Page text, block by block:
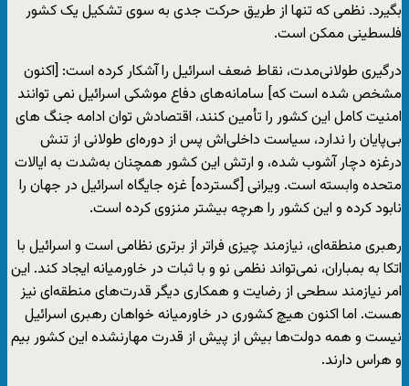
بگیرد. نظمی که تنها از طریق حرکت جدی به سوی تشکیل یک کشور
فلسطینی ممکن است.
درگیری طولانی‌مدت، نقاط ضعف اسرائیل را آشکار کرده است: [اکنون
مشخص شده است که] سامانه‌های دفاع موشکی اسرائیل نمی توانند
امنیت کامل این کشور را تأمین ‌کنند، اقتصادش توان ادامه جنگ های
بی‌پایان را ندارد، سیاست داخلی‌اش پس از دوره‌ای طولانی از تنش
درغزه دچار آشوب شده، و ارتش این کشور همچنان به‌شدت به ایالات
متحده وابسته است. ویرانی [گسترده] غزه جایگاه اسرائیل در جهان را
نابود کرده و این کشور را هرچه بیشتر منزوی کرده است.
رهبری منطقه‌ای، نیازمند چیزی فراتر از برتری نظامی است و اسرائیل با
اتکا به بمباران، نمی‌تواند نظمی نو و با ثبات در خاورمیانه ایجاد کند. این
امر نیازمند سطحی از رضایت و همکاری دیگر قدرت‌های منطقه‌ای نیز
هست. اما اکنون هیچ کشوری در خاورمیانه خواهان رهبری اسرائیل
نیست و همه دولت‌ها بیش از پیش از قدرت مهارنشده این کشور بیم
و هراس دارند.